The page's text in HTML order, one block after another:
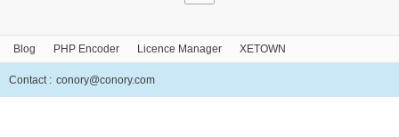
Blog PHP Encoder Licence Manager XETOWN
Contact : conory@conory.com